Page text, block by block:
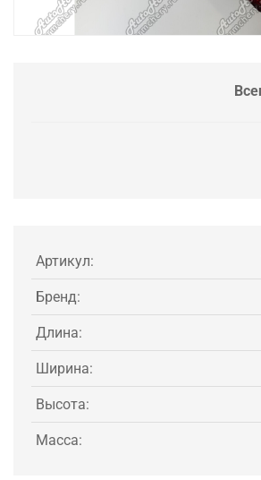
Артикул:
Бренд:
Длина:
Ширина:
Высота:
Масса: